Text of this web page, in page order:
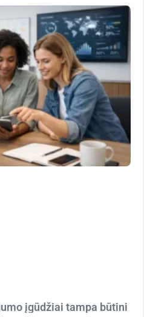
įgūdžiai tampa būtini